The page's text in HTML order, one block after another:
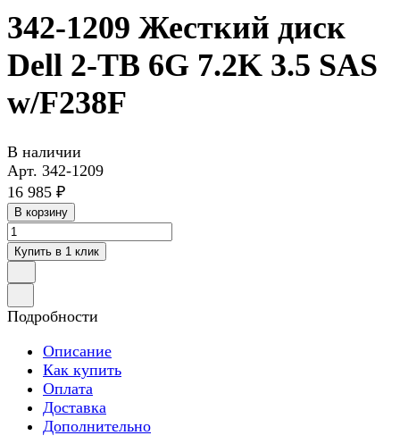
342-1209 Жесткий диск
Dell 2-TB 6G 7.2K 3.5 SAS
w/F238F
В наличии
Арт. 342-1209
16 985 ₽
В корзину
Купить в 1 клик
Подробности
Описание
Как купить
Оплата
Доставка
Дополнительно